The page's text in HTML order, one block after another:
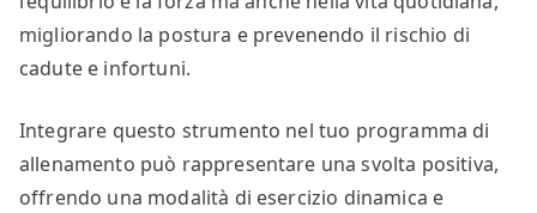
migliorando la postura e prevenendo il rischio di
cadute e infortuni.
Integrare questo strumento nel tuo programma di
allenamento può rappresentare una svolta positiva,
offrendo una modalità di esercizio dinamica e